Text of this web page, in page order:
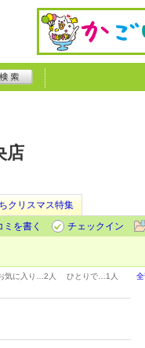
店
クリスマス特集
ミを書く
チェックイン
気に入り… 2人 ひとりで… 1人